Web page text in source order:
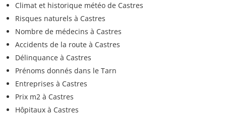
Climat et historique météo de Castres
Risques naturels à Castres
Nombre de médecins à Castres
Accidents de la route à Castres
Délinquance à Castres
Prénoms donnés dans le Tarn
Entreprises à Castres
Prix m2 à Castres
Hôpitaux à Castres